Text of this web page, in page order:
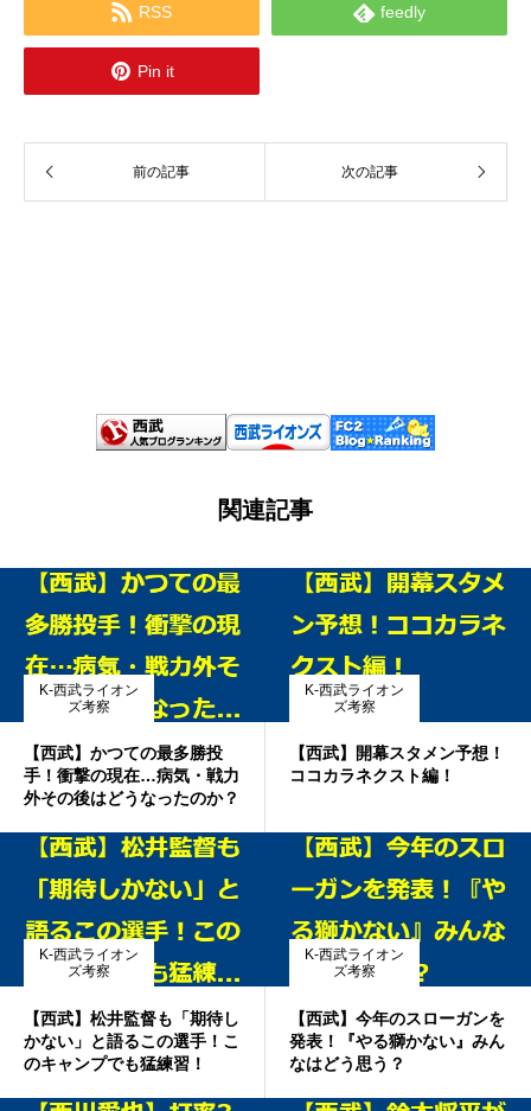
 RSS  feedly
 Pin it
前の記事 次の記事
関連記事
K-西武ライオン
ズ考察
【西武】かつての最多勝投
手！衝撃の現在…病気・戦力
外その後はどうなったのか？
K-西武ライオン
ズ考察
【西武】開幕スタメン予想！
ココカラネクスト編！
K-西武ライオン
ズ考察
【西武】松井監督も「期待し
かない」と語るこの選手！こ
のキャンプでも猛練習！
K-西武ライオン
ズ考察
【西武】今年のスローガンを
発表！『やる獅かない』みん
なはどう思う？